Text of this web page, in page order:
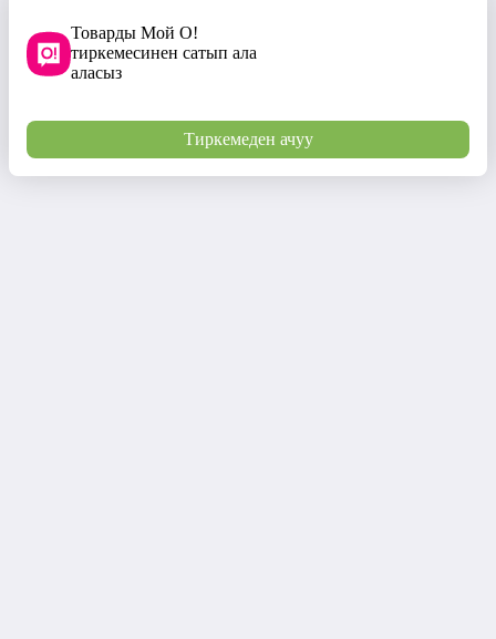
Товарды Мой О!
тиркемесинен сатып ала
аласыз
Тиркемеден ачуу